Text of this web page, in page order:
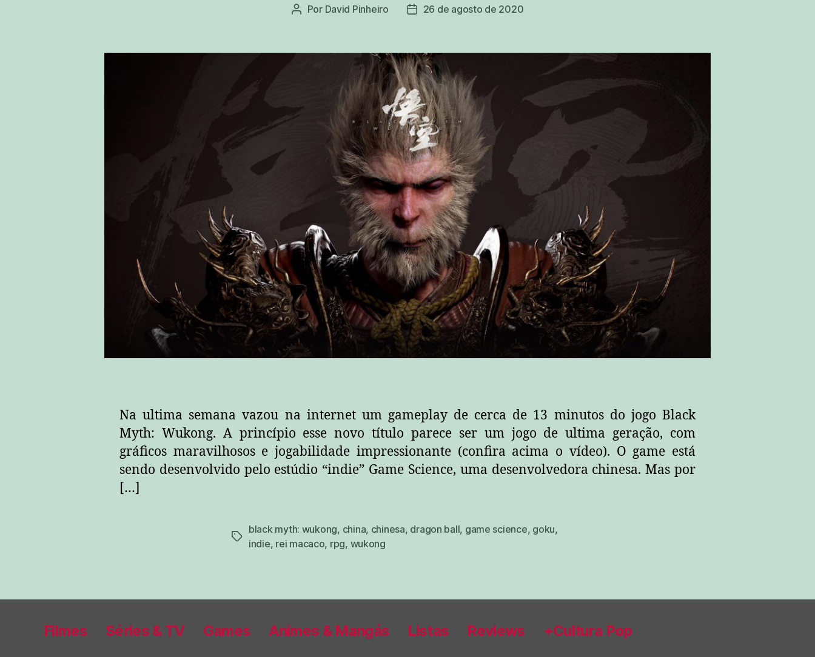
Autor
Por David Pinheiro
Data26 de agosto de 2020
Na ultima semana vazou na internet um gameplay de cerca de 13 minutos do jogo Black
Myth: Wukong. A princípio esse novo título parece ser um jogo de ultima geração, com
gráficos maravilhosos e jogabilidade impressionante (confira acima o vídeo). O game está
sendo desenvolvido pelo estúdio “indie” Game Science, uma desenvolvedora chinesa. Mas por
[…]
tags
black myth: wukong, china, chinesa, dragon ball, game science, goku,
indie, rei macaco, rpg, wukong
Filmes Séries & TV Games Animes & Mangás Listas Reviews +Cultura Pop